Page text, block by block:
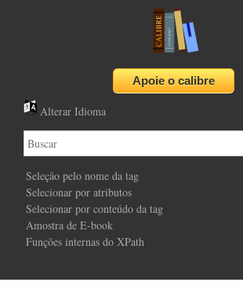
Alterar Idioma
Seleção pelo nome da tag
Selecionar por atributos
Selecionar por conteúdo da tag
Amostra de E-book
Funções internas do XPath